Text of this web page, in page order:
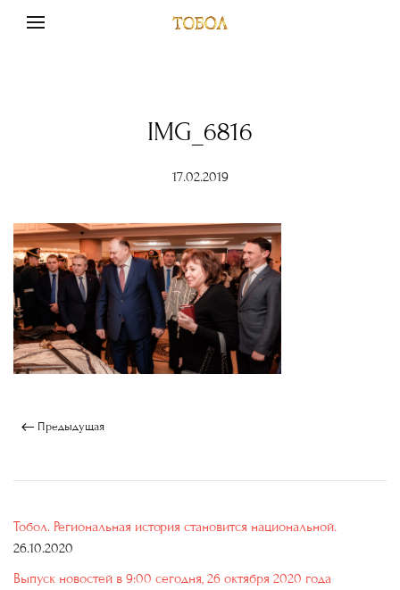
IMG_6816
17.02.2019
Предыдущая
Тобол. Региональная история становится национальной.
26.10.2020
Выпуск новостей в 9:00 сегодня, 26 октября 2020 года